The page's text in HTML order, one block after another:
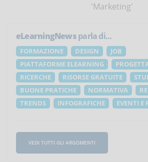
'Marketing'
eLearningNewsparla di...
FORMAZIONE DESIGN
JOB
PIATTAFORME ELEARNING
RICERCHE
RISORSE GRATUITE
BUONE PRATICHE
NORMATIVA
TRENDS
INFOGRAFICHE EVENTI E
VEDI TUTTI GLI ARGOMENTI